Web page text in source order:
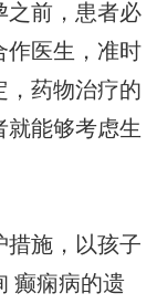
之前，患者必
作医生，准时
，药物治疗的
就能够考虑生
措施，以孩子
癫痫病的遗